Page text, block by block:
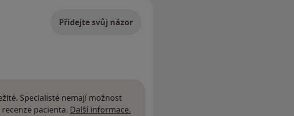
Přidejte svůj názor
Specialisté nemají možnost
pacienta. Další informace.